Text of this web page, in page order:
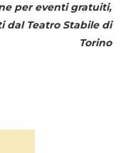
per eventi gratuiti,
dal Teatro Stabile di
Torino